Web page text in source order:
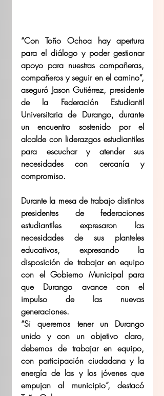
“Con Toño Ochoa hay apertura
para el diálogo y poder gestionar
apoyo para nuestras compañeras,
compañeros y seguir en el camino”,
aseguró Jason Gutiérrez, presidente
de la Federación Estudiantil
Universitaria de Durango, durante
un encuentro sostenido por el
alcalde con liderazgos estudiantiles
para escuchar y atender sus
necesidades con cercanía y
compromiso.
Durante la mesa de trabajo distintos
presidentes de federaciones
estudiantiles expresaron las
necesidades de sus planteles
educativos, expresando la
disposición de trabajar en equipo
con el Gobierno Municipal para
que Durango avance con el
impulso de las nuevas
generaciones.
“Si queremos tener un Durango
unido y con un objetivo claro,
debemos de trabajar en equipo,
con participación ciudadana y la
energía de las y los jóvenes que
empujan al municipio”, destacó